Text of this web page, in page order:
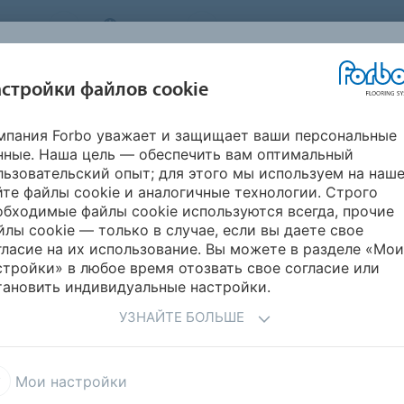
RUSSIA
ВДОХНОВИТЕСЬ
НАШИМИ
ПРОЕКТАМИ
ИНФОРМАЦИЯ
ДЛЯ СКАЧИВАНИЯ
Marbled Marmoleum Terra
. Наш самый свежий
и контрастная
файлов cookie
Forbo уважает и защищает ваши персональные
Наша цель — обеспечить вам оптимальный
опыт; для этого мы используем на
файлы cookie и аналогичные технологии. Строго
файлы cookie используются всегда, прочие
cookie — только в случае, если вы даете свое
на их использование. Вы можете в разделе «Мои
в любое время отозвать свое согласие или
индивидуальные настройки.
УЗНАЙТЕ БОЛЬШЕ
Мои настройки